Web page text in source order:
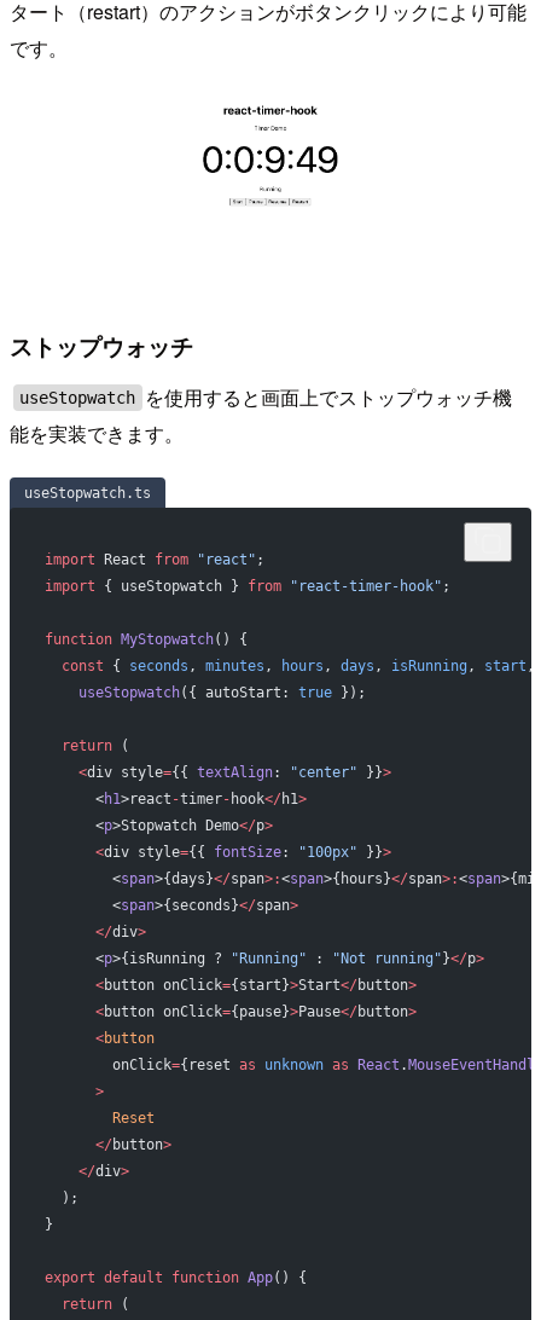
タート（restart）のアクションがボタンクリックにより可能
です。
ストップウォッチ
useStopwatch
を使用すると画面上でストップウォッチ機
能を実装できます。
useStopwatch.ts
import React from "react" ;
import { useStopwatch } from "react-timer-hook" ;
function MyStopwatch() {
  const
{ seconds , minutes , hours , days , isRunning , start
    useStopwatch
({ autoStart: true });
  return
(
    <
div style={{ textAlign: "center" }}>
      <
h1>react -timer- hook</h1>
      <
p>Stopwatch Demo</p>
      <
div style={{ fontSize: "100px" }}>
        <
span>{days}</span>:<span>{hours}</span>:<span
        <
span>{seconds}</span>
      </
div>
      <
p>{isRunning ? "Running" : "Not running"}</p>
      <
button onClick={start}>Start</button>
      <
button onClick={pause}>Pause</button>
      <
button
        onClick
={reset as unknown as React .
      >
        Reset
      </
button>
    </
div>
  );
}
export default function App() {
  return
(